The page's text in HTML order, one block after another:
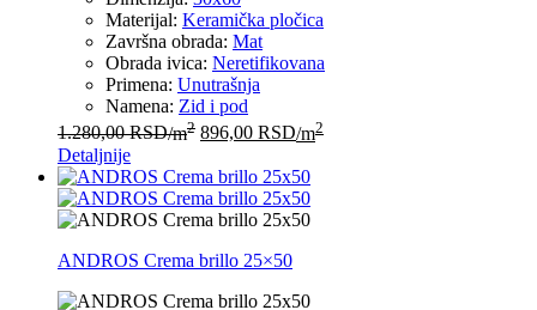
Materijal: Keramička pločica
Završna obrada: Mat
Obrada ivica: Neretifikovana
Primena: Unutrašnja
Namena: Zid i pod
1.280,00RSD/m2 896,00 RSD/m2
Detaljnije
ANDROS Crema brillo 25×50